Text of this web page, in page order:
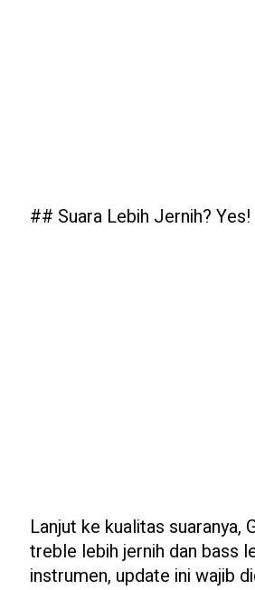
## Suara Lebih Jernih? Yes!
Lanjut ke kualitas suaranya,
treble lebih jernih dan bass
instrumen, update ini wajib